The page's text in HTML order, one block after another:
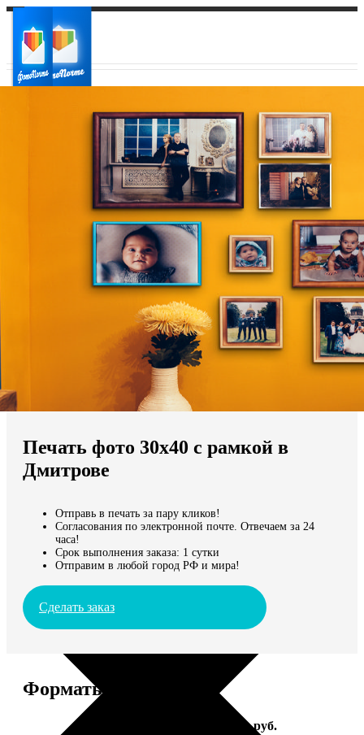
Ваш регион доставки
Выберите из списка:
Мы доставляем по всему миру
Продолжить без города
Печать фото 30х40 с рамкой в
Дмитрове
Отправь в печать за пару кликов!
Согласования по электронной почте. Отвечаем за 24
часа!
Срок выполнения заказа: 1 сутки
Отправим в любой город РФ и мира!
Сделать заказ
Форматы и цены
Цена, руб.